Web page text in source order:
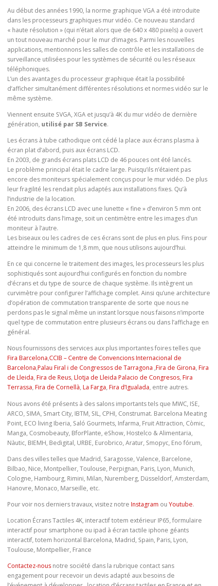
Au début des années 1990, la norme graphique VGA a été introduite
dans les processeurs graphiques mur vidéo. Ce nouveau standard
« haute résolution » (qui n’était alors que de 640 x 480 pixels) a ouvert
un tout nouveau marché pour le mur d’images. Parmi les nouvelles
applications, mentionnons les salles de contrôle et les installations de
surveillance utilisées pour les systèmes de sécurité ou les réseaux
téléphoniques.
L’un des avantages du processeur graphique était la possibilité
d’afficher simultanément différentes résolutions et normes vidéo sur le
même système.
Viennent ensuite SVGA, XGA et jusqu’à 4K du mur vidéo de dernière
génération, utilisé par SB Service.
Les écrans à tube cathodique ont cédé la place aux écrans plasma à
écran plat d’abord, puis aux écrans LCD.
En 2003, de grands écrans plats LCD de 46 pouces ont été lancés.
Le problème principal était le cadre large. Puisqu’ils n’étaient pas
encore des moniteurs spécialement conçus pour le mur vidéo. De plus
leur fragilité les rendait plus adaptés aux installations fixes. Qu’à
l’industrie de la location.
En 2006, des écrans LCD avec une lunette « fine » d’environ 5 mm ont
été introduits dans l’image, soit un centimètre entre les images d’un
moniteur à l’autre.
Les biseaux ou les cadres de ces écrans sont de plus en plus. Fins pour
atteindre le minimum de 1,8 mm, que nous utilisons aujourd’hui.
En ce qui concerne le traitement des images, les processeurs les plus
sophistiqués sont aujourd’hui configurés en fonction du nombre
d’écrans et du type de source de chaque système. Ils intègrent un
curvimètre pour configurer l’affichage complet. Ainsi qu’une architecture
d’opération de commutation transparente de sorte que nous ne
perdons pas le signal même un instant lorsque nous faisons n’importe
quel type de commutation entre plusieurs écrans ou dans l’affichage en
général.
Nous fournissons des services aux plus importantes foires telles que
Fira Barcelona,CCIB – Centre de Convencions Internacional de
Barcelona,Palau Firal i de Congressos de Tarragona ,Fira de Girona, Fira
de Lleida, Fira de Reus, Llotja de Lleida Palacio de Congresos, Fira
Terrassa, Fira de Cornellà, La Farga, Fira d’Igualada, entre autres.
Nous avons été présents à des salons importants tels que MWC, ISE,
ARCO, SIMA, Smart City, IBTM, SIL, CPHI, Construmat. Barcelona Meating
Point, ECO living Iberia, Saló Gourmets, Infarma, Fruit Attraction, Còmic,
Manga, Cosmobeauty, BforPlante, eShow, Hostelco & Alimentaria,
Nàutic, BIEMH, Bedigital, URBE, Eurobrico, Aratur, Smopyc, Eno fórum,
Dans des villes telles que Madrid, Saragosse, Valence, Barcelone,
Bilbao, Nice, Montpellier, Toulouse, Perpignan, Paris, Lyon, Munich,
Cologne, Hambourg, Rimini, Milan, Nuremberg, Düsseldorf, Amsterdam,
Hanovre, Monaco, Marseille, etc.
Pour voir nos derniers travaux, visitez notre Instagram ou Youtube.
Location Écrans Tactiles 4K, interactif totem extérieur IP65, formulaire
interactif pour smartphone ou ipad à écran tactile iphone géants
interactif, totem horizontal Barcelona, Madrid, Spain, Paris, Lyon,
Toulouse, Montpellier, France
Contactez-nous notre société dans la rubrique contact sans
engagement pour recevoir un devis adapté aux besoins de